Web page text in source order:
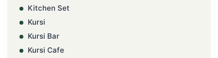
Kitchen Set
Kursi
Kursi Bar
Kursi Cafe